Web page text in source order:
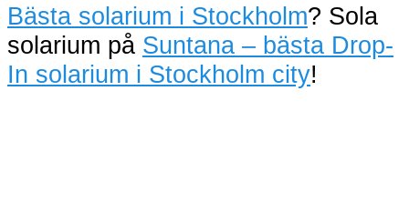
Bästa solarium i Stockholm? Sola
solarium på Suntana – bästa Drop-
In solarium i Stockholm city!